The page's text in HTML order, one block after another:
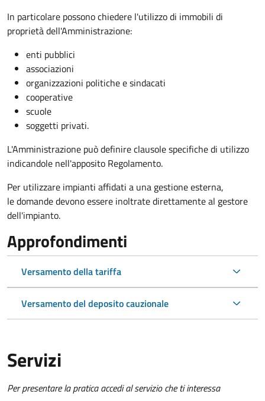
In particolare possono chiedere l'utilizzo di immobili di
proprietà dell'Amministrazione:
enti pubblici
associazioni
organizzazioni politiche e sindacati
cooperative
scuole
soggetti privati.
L'Amministrazione può definire clausole specifiche di utilizzo
indicandole nell'apposito Regolamento.
Per utilizzare impianti affidati a una gestione esterna,
le domande devono essere inoltrate direttamente al gestore
dell'impianto.
Approfondimenti
Versamento della tariffa
Versamento del deposito cauzionale
Servizi
Per presentare la pratica accedi al servizio che ti interessa